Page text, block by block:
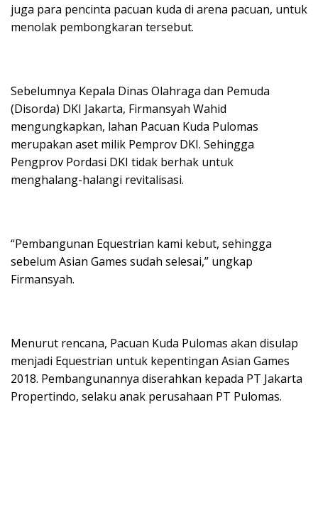
juga para pencinta pacuan kuda di arena pacuan, untuk
menolak pembongkaran tersebut.
Sebelumnya Kepala Dinas Olahraga dan Pemuda
(Disorda) DKI Jakarta, Firmansyah Wahid
mengungkapkan, lahan Pacuan Kuda Pulomas
merupakan aset milik Pemprov DKI. Sehingga
Pengprov Pordasi DKI tidak berhak untuk
menghalang-halangi revitalisasi.
“Pembangunan Equestrian kami kebut, sehingga
sebelum Asian Games sudah selesai,” ungkap
Firmansyah.
Menurut rencana, Pacuan Kuda Pulomas akan disulap
menjadi Equestrian untuk kepentingan Asian Games
2018. Pembangunannya diserahkan kepada PT Jakarta
Propertindo, selaku anak perusahaan PT Pulomas.